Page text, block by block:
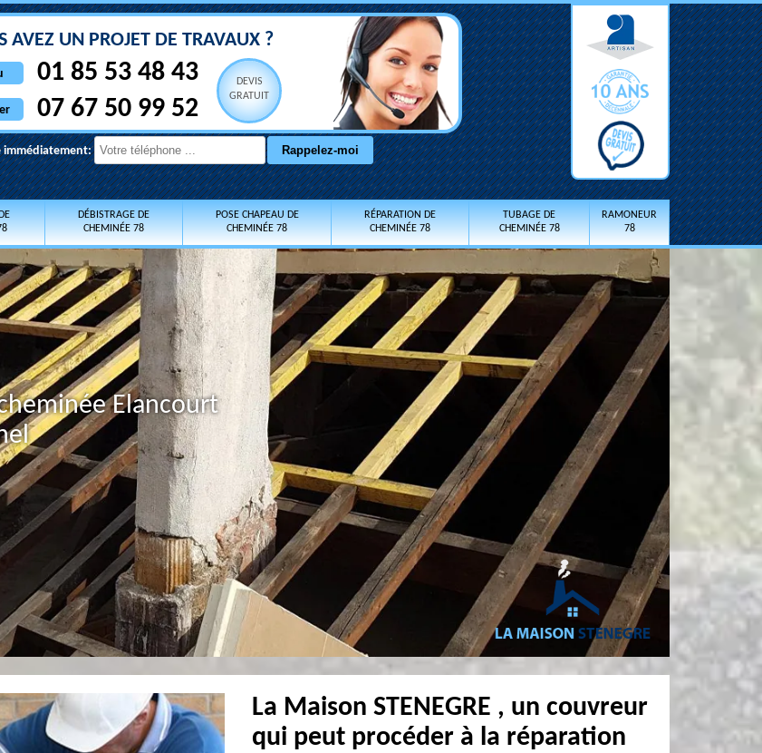
AVEZ UN PROJET DE TRAVAUX ?
01 85 53 48 43
07 67 50 99 52
DEVIS
GRATUIT
immédiatement:
DÉBISTRAGE DE
CHEMINÉE 78
POSE CHAPEAU DE
CHEMINÉE 78
RÉPARATION DE
CHEMINÉE 78
TUBAGE DE
CHEMINÉE 78
RAMONEUR
78
Elancourt
La Maison STENEGRE , un couvreur
qui peut procéder à la réparation